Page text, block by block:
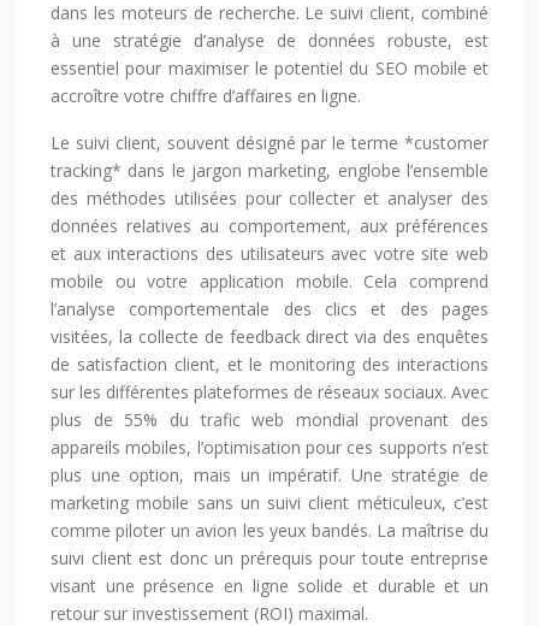
dans les moteurs de recherche. Le suivi client, combiné
à une stratégie d’analyse de données robuste, est
essentiel pour maximiser le potentiel du SEO mobile et
accroître votre chiffre d’affaires en ligne.
Le suivi client, souvent désigné par le terme *customer
tracking* dans le jargon marketing, englobe l’ensemble
des méthodes utilisées pour collecter et analyser des
données relatives au comportement, aux préférences
et aux interactions des utilisateurs avec votre site web
mobile ou votre application mobile. Cela comprend
l’analyse comportementale des clics et des pages
visitées, la collecte de feedback direct via des enquêtes
de satisfaction client, et le monitoring des interactions
sur les différentes plateformes de réseaux sociaux. Avec
plus de 55% du trafic web mondial provenant des
appareils mobiles, l’optimisation pour ces supports n’est
plus une option, mais un impératif. Une stratégie de
marketing mobile sans un suivi client méticuleux, c’est
comme piloter un avion les yeux bandés. La maîtrise du
suivi client est donc un prérequis pour toute entreprise
visant une présence en ligne solide et durable et un
retour sur investissement (ROI) maximal.